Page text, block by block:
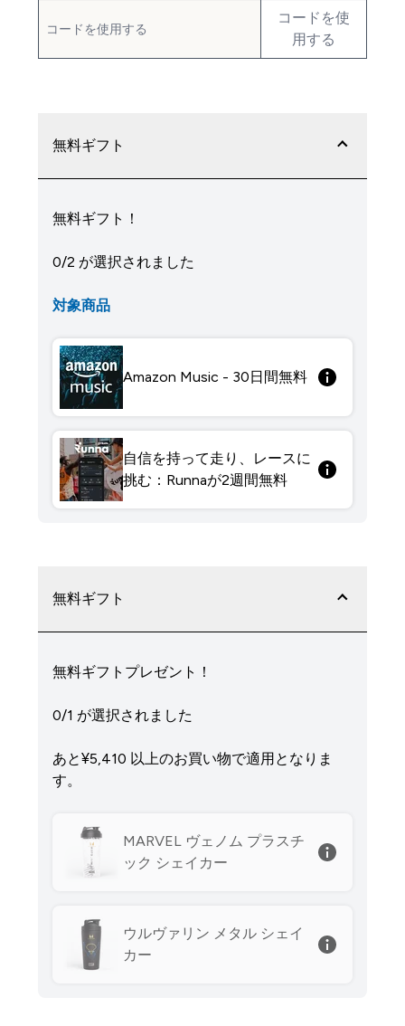
コードを使
用する
無料ギフト
無料ギフト！
0/2 が選択されました
対象商品
Amazon Music - 30日間無料
自信を持って走り、レースに
挑む：Runnaが2週間無料
無料ギフト
無料ギフトプレゼント！
0/1 が選択されました
あと¥5,410‎ 以上のお買い物で適用となりま
す。
MARVEL ヴェノム プラスチ
ック シェイカー
ウルヴァリン メタル シェイ
カー